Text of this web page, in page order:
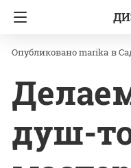
Главная Садовая
marika в
душ-